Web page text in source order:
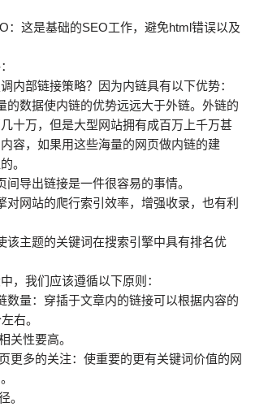
：这是基础的SEO工作，避免html错误以及
内部链接策略？因为内链具有以下优势：
的数据使内链的优势远远大于外链。外链的
十万，但是大型网站拥有成百万上千万甚
容，如果用这些海量的网页做内链的建
。
间导出链接是一件很容易的事情。
对网站的爬行索引效率，增强收录，也有利
该主题的关键词在搜索引擎中具有排名优
，我们应该遵循以下原则：
数量：穿插于文章内的链接可以根据内容的
右。
关性要高。
更多的关注：使重要的更有关键词价值的网
。